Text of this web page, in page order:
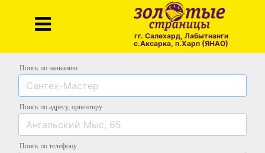
гг. Салехард, Лабытнанги
с.Аксарка, п.Харп (ЯНАО)
Поиск по названию
Поиск по адресу, ориентиру
Поиск по телефону